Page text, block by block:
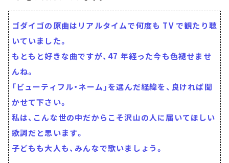
ゴダイゴの原曲はリアルタイムで何度も TV で観たり聴
いていました。
もともと好きな曲ですが、47 年経った今も色褪せませ
んね。
「ビューティフル・ネーム」を選んだ経緯を、良ければ聞
かせて下さい。
私は、こんな世の中だからこそ沢山の人に届いてほしい
歌詞だと思います。
子どもも大人も、みんなで歌いましょう。